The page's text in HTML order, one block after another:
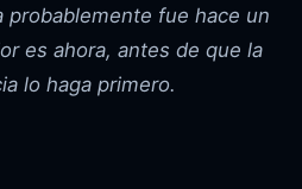
probablemente fue hace un
es ahora, antes de que la
lo haga primero.